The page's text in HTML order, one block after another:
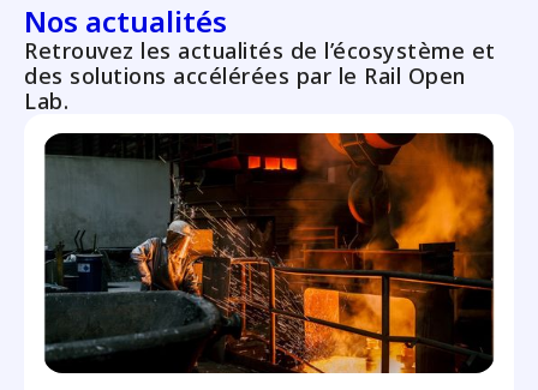
Nos actualités
Retrouvez les actualités de l’écosystème et
des solutions accélérées par le Rail Open
Lab.